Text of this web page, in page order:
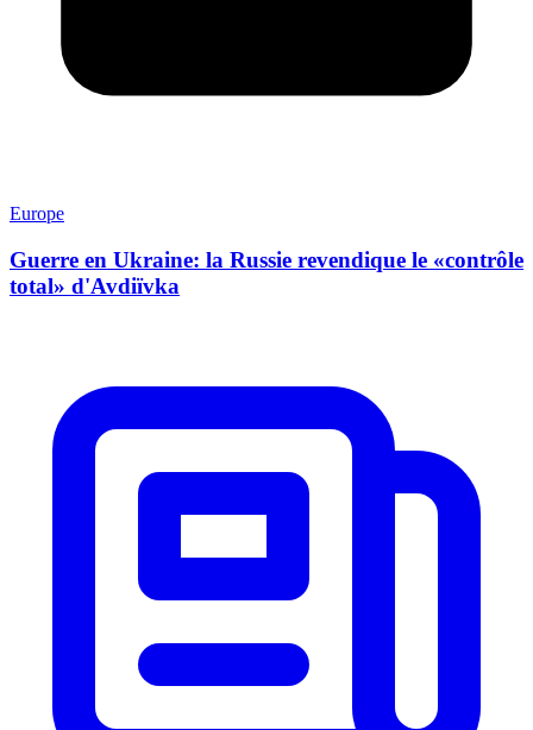
Europe
Guerre en Ukraine: la Russie revendique le «contrôle
total» d'Avdiïvka